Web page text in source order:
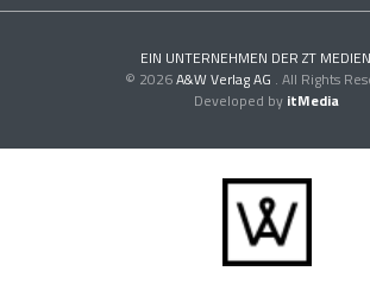
EIN UNTERNEHMEN DER ZT
© 2026A&W Verlag AG . All Rights
Developed by itMedia